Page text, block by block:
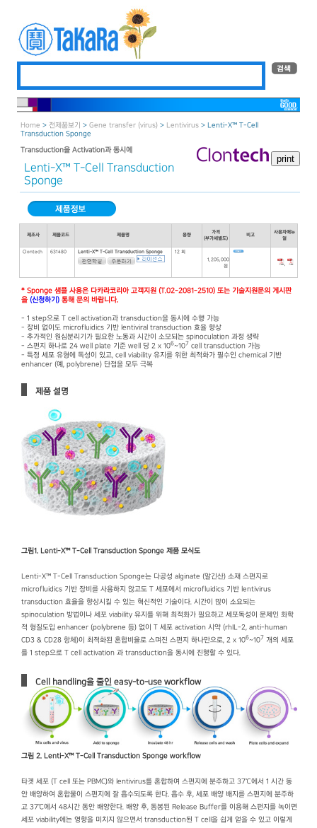
Home > 전제품보기 > Gene transfer (virus) > Lentivirus > Lenti-X™ T-Cell
Transduction Sponge
Transduction을 Activation과 동시에
Lenti-X™ T-Cell Transduction
Sponge
제조사 제품코드 제품명 용량
가격
(부가세별도)
비고
사용자매뉴
얼
Clontech 631480 Lenti-X™ T-Cell Transduction Sponge
12 회
1,205,000
원
,
* Sponge 샘플 사용은 다카라코리아 고객지원 (T.02-2081-2510) 또는 기술지원문의 게시판
을 (신청하기) 통해 문의 바랍니다.
- 1 step으로 T cell activation과 transduction을 동시에 수행 가능
- 장비 없이도 microfluidics 기반 lentiviral transduction 효율 향상
- 추가적인 원심분리기가 필요한 노동과 시간이 소모되는 spinoculation 과정 생략
- 스펀지 하나로 24 well plate 기준 well 당 2 x 106~107 cell transduction 가능
- 특정 세포 유형에 독성이 있고, cell viability 유지를 위한 최적화가 필수인 chemical 기반
enhancer (예, polybrene) 단점을 모두 극복
제품 설명
그림1. Lenti-X™ T-Cell Transduction Sponge 제품 모식도
Lenti-X™ T-Cell Transduction Sponge는 다공성 alginate (알긴산) 소재 스펀지로
microfluidics 기반 장비를 사용하지 않고도 T 세포에서 microfluidics 기반 lentivirus
transduction 효율을 향상시킬 수 있는 혁신적인 기술이다. 시간이 많이 소요되는
spinoculation 방법이나 세포 viability 유지를 위해 최적화가 필요하고 세포독성이 문제인 화학
적 형질도입 enhancer (polybrene 등) 없이 T 세포 activation 시약 (rhIL-2, anti-human
CD3 & CD28 항체)이 최적화된 혼합비율로 스며진 스펀지 하나만으로, 2 x 106~107 개의 세포
를 1 step으로 T cell activation 과 transduction을 동시에 진행할 수 있다.
Cell handling을 줄인 easy-to-use workflow
그림 2. Lenti-X™ T-Cell Transduction Sponge workflow
타겟 세포 (T cell 또는 PBMC)와 lentivirus를 혼합하여 스펀지에 분주하고 37℃에서 1 시간 동
안 배양하여 혼합물이 스펀지에 잘 흡수되도록 한다. 흡수 후, 세포 배양 배지를 스펀지에 분주하
고 37℃에서 48시간 동안 배양한다. 배양 후, 동봉된 Release Buffer를 이용해 스펀지를 녹이면
세포 viability에는 영향을 미치지 않으면서 transduction된 T cell을 쉽게 얻을 수 있고 이렇게